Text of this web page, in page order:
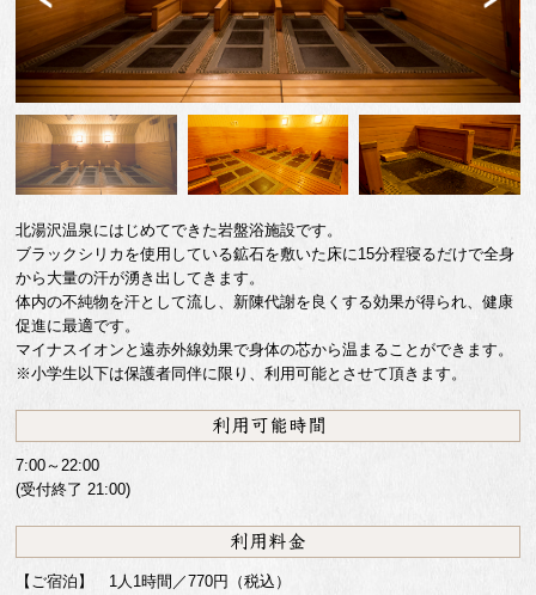
Previ
ous
北湯沢温泉にはじめてできた岩盤浴施設です。
ブラックシリカを使用している鉱石を敷いた床に15分程寝るだけで全身
から大量の汗が湧き出してきます。
体内の不純物を汗として流し、新陳代謝を良くする効果が得られ、健康
促進に最適です。
マイナスイオンと遠赤外線効果で身体の芯から温まることができます。
※小学生以下は保護者同伴に限り、利用可能とさせて頂きます。
7:00～22:00
(受付終了 21:00)
【ご宿泊】 1人1時間／770円（税込）